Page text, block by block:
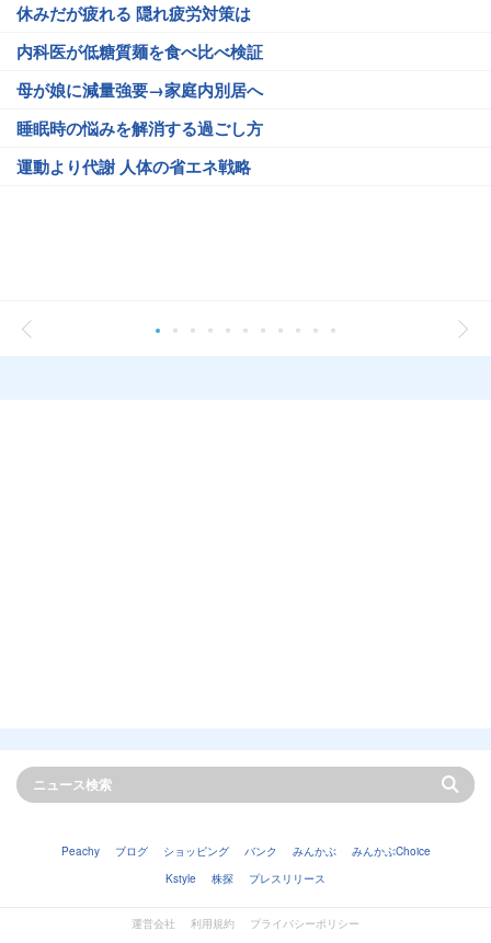
休みだが疲れる 隠れ疲労対策は
内科医が低糖質麺を食べ比べ検証
母が娘に減量強要→家庭内別居へ
睡眠時の悩みを解消する過ごし方
運動より代謝 人体の省エネ戦略
Peachy ブログ ショッピング バンク みんかぶ
みんかぶChoice
Kstyle
株探 プレスリリース
運営会社 利用規約 プライバシーポリシー